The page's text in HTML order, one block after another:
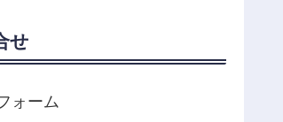
せ
ォーム